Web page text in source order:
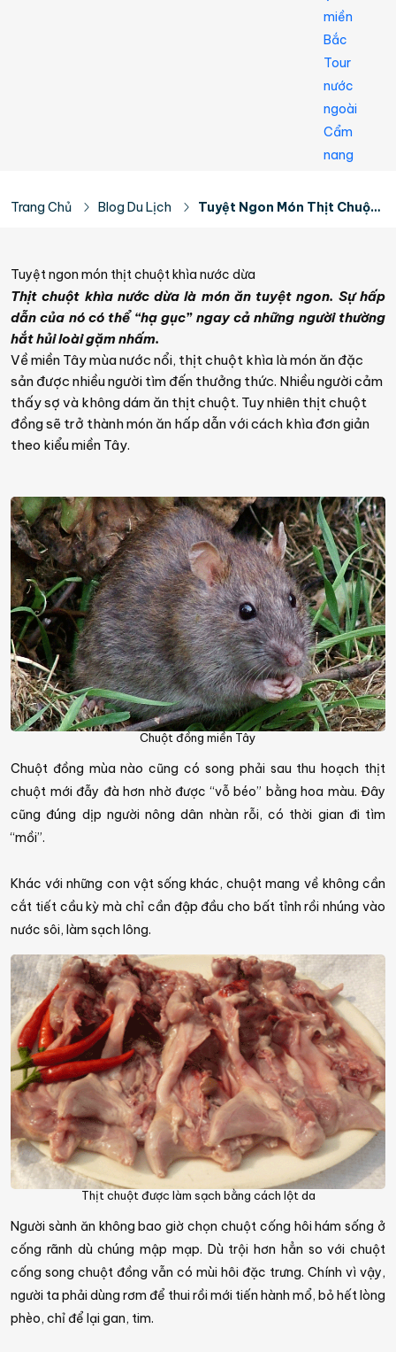
miền
Bắc
Tour
nước
ngoài
Cẩm
nang
Trang Chủ Blog Du Lịch Tuyệt Ngon Món Thịt Chuột Khìa Nước Dừa
Tuyệt ngon món thịt chuột khìa nước dừa
Thịt chuột khìa nước dừa là món ăn tuyệt ngon. Sự hấp
dẫn của nó có thể “hạ gục” ngay cả những người thường
hắt hủi loài gặm nhấm.
Về miền Tây mùa nước nổi, thịt chuột khìa là món ăn đặc
sản được nhiều người tìm đến thưởng thức. Nhiều người cảm
thấy sợ và không dám ăn thịt chuột. Tuy nhiên thịt chuột
đồng sẽ trở thành món ăn hấp dẫn với cách khìa đơn giản
theo kiểu miền Tây.
Chuột đồng miền Tây
Chuột đồng mùa nào cũng có song phải sau thu hoạch thịt
chuột mới đẫy đà hơn nhờ được “vỗ béo” bằng hoa màu. Đây
cũng đúng dịp người nông dân nhàn rỗi, có thời gian đi tìm
“mồi”.
Khác với những con vật sống khác, chuột mang về không cần
cắt tiết cầu kỳ mà chỉ cần đập đầu cho bất tỉnh rồi nhúng vào
nước sôi, làm sạch lông.
Thịt chuột được làm sạch bằng cách lột da
Người sành ăn không bao giờ chọn chuột cống hôi hám sống ở
cống rãnh dù chúng mập mạp. Dù trội hơn hẳn so với chuột
cống song chuột đồng vẫn có mùi hôi đặc trưng. Chính vì vậy,
người ta phải dùng rơm để thui rồi mới tiến hành mổ, bỏ hết lòng
phèo, chỉ để lại gan, tim.